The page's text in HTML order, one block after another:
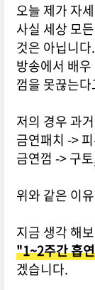
오늘 제가 자
사실 세상 모
것은 아닙니다.
방송에서 배
껌을 못끊는
저의 경우 과거
금연패치 ->
금연껌 -> 구
위와 같은 이
지금 생각 해
"1~2주간 흡
겠습니다.